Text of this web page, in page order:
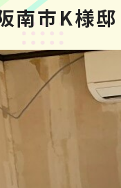
南市K様邸